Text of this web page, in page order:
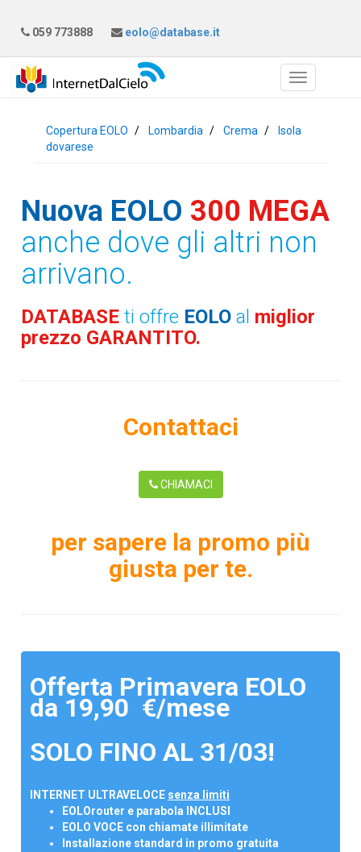
059 773888 eolo@database.it
Copertura EOLO Lombardia Crema
Isola
dovarese
Nuova EOLO 300 MEGA
anche dove gli altri non
arrivano.
DATABASEti offre EOLO al miglior
prezzo GARANTITO.
Contattaci
CHIAMACI
per sapere la promo più
giusta per te.
Offerta Primavera EOLO
da 19,90 €/mese
SOLO FINO AL 31/03!
INTERNET ULTRAVELOCE senza limiti
EOLOrouter e parabola INCLUSI
EOLO VOCE con chiamate illimitate
Installazione standard in promo gratuita